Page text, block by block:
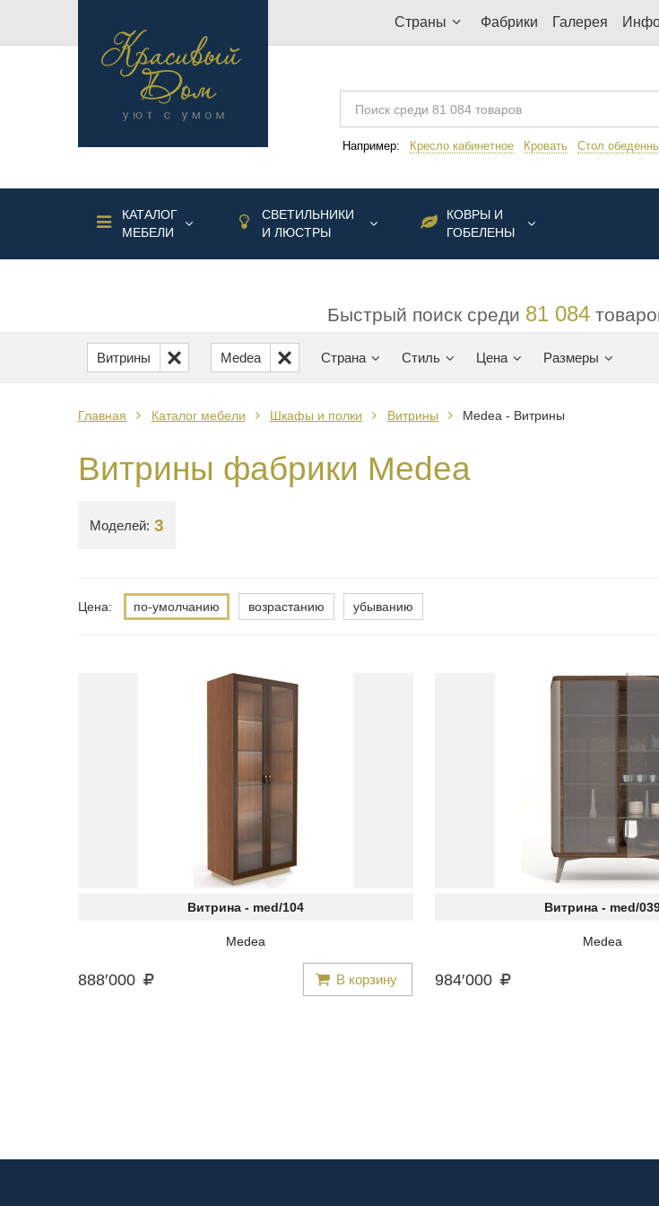
Страны Фабрики Галерея
Например: Кресло кабинетное Кровать Стол
КАТАЛОГ
МЕБЕЛИ
СВЕТИЛЬНИКИ
И ЛЮСТРЫ
КОВРЫ И
ГОБЕЛЕНЫ
Быстрый поиск среди 81 084
Витрины Medea Страна Стиль Цена Размеры
Главная Каталог мебели Шкафы и полки Витрины Medea - Витрины
Витрины фабрики Medea
Моделей: 3
Цена: по-умолчанию возрастанию убыванию
Витрина - med/104
Medea
888′000 В корзину
Витрина - med/
Medea
984′000